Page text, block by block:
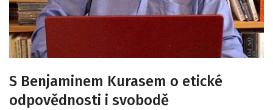
S Benjaminem Kurasem o etické
odpovědnosti i svobodě